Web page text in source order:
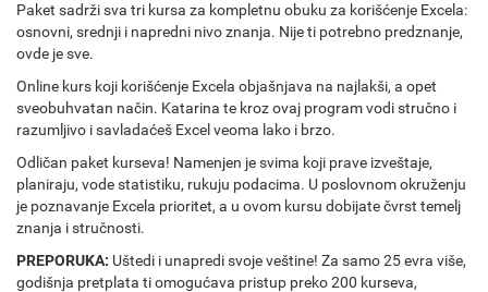
Paket sadrži sva tri kursa za kompletnu obuku za korišćenje Excela:
osnovni, srednji i napredni nivo znanja. Nije ti potrebno predznanje,
ovde je sve.
Online kurs koji korišćenje Excela objašnjava na najlakši, a opet
sveobuhvatan način. Katarina te kroz ovaj program vodi stručno i
razumljivo i savladaćeš Excel veoma lako i brzo.
Odličan paket kurseva! Namenjen je svima koji prave izveštaje,
planiraju, vode statistiku, rukuju podacima. U poslovnom okruženju
je poznavanje Excela prioritet, a u ovom kursu dobijate čvrst temelj
znanja i stručnosti.
PREPORUKA: Uštedi i unapredi svoje veštine! Za samo 25 evra više,
godišnja pretplata ti omogućava pristup preko 200 kurseva,